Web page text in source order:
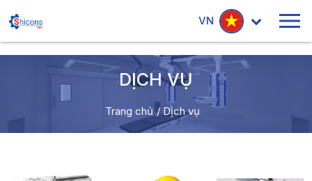
VN
DỊCH VỤ
Trang chủ/Dịch vụ